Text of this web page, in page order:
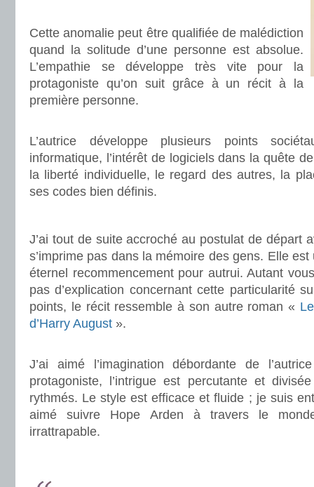
Cette anomalie peut être qualifiée de malédiction
quand la solitude d’une personne est absolue.
L’empathie se développe très vite pour la
protagoniste qu’on suit grâce à un récit à la
première personne.
L’autrice développe plusieurs points
informatique, l’intérêt de logiciels dans la quête
la liberté individuelle, le regard des autres, la
ses codes bien définis.
J’ai tout de suite accroché au postulat de départ
s’imprime pas dans la mémoire des gens. Elle
éternel recommencement pour autrui. Autant
pas d’explication concernant cette particularité
points, le récit ressemble à son autre roman «
d’Harry August ».
J’ai aimé l’imagination débordante de
protagoniste, l’intrigue est percutante et
rythmés. Le style est efficace et fluide ; je suis
aimé suivre Hope Arden à travers le
irrattrapable.